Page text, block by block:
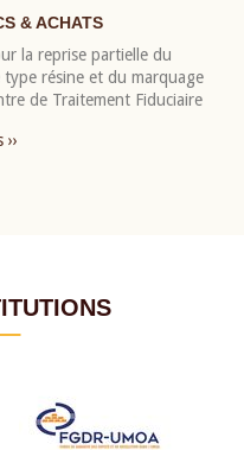
& ACHATS
la reprise partielle du
résine et du marquage
de Traitement Fiduciaire